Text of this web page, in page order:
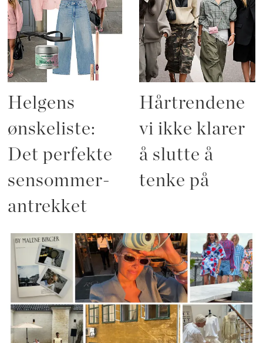
Helgens
ønskeliste:
Det perfekte
sensommer-
antrekket
Hårtrendene
vi ikke klarer
å slutte å
tenke på